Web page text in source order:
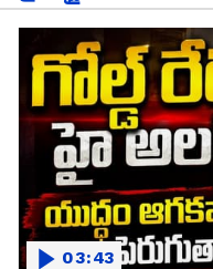
03:43